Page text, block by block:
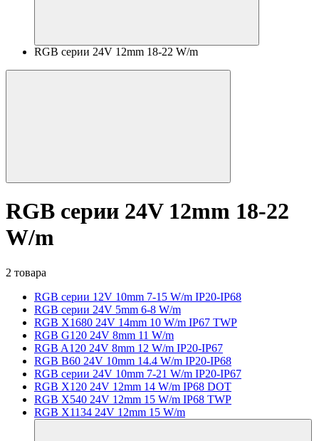
RGB серии 24V 12mm 18-22 W/m
RGB серии 24V 12mm 18-22
W/m
2 товара
RGB серии 12V 10mm 7-15 W/m IP20-IP68
RGB серии 24V 5mm 6-8 W/m
RGB X1680 24V 14mm 10 W/m IP67 TWP
RGB G120 24V 8mm 11 W/m
RGB A120 24V 8mm 12 W/m IP20-IP67
RGB B60 24V 10mm 14.4 W/m IP20-IP68
RGB серии 24V 10mm 7-21 W/m IP20-IP67
RGB X120 24V 12mm 14 W/m IP68 DOT
RGB X540 24V 12mm 15 W/m IP68 TWP
RGB X1134 24V 12mm 15 W/m